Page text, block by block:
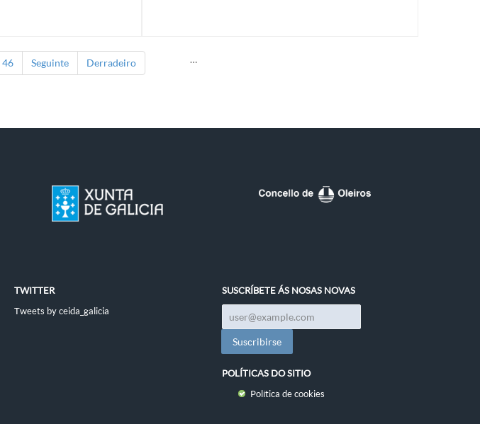
…
46 Seguinte Derradeiro
TWITTER
Tweets by ceida_galicia
SUSCRÍBETE ÁS NOSAS NOVAS
POLÍTICAS DO SITIO
Política de cookies